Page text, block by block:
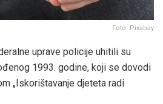
Foto: Pixabay
uprave policije uhitili su
1993. godine, koji se dovodi
„Iskorištavanje djeteta radi